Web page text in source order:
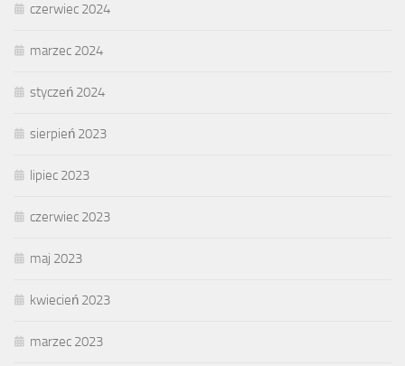
czerwiec 2024
marzec 2024
styczeń 2024
sierpień 2023
lipiec 2023
czerwiec 2023
maj 2023
kwiecień 2023
marzec 2023